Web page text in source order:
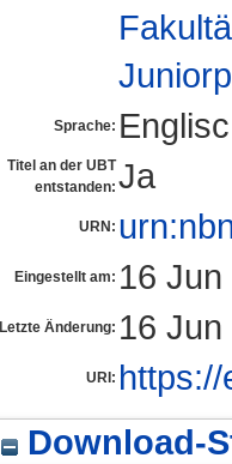
Sprache:
Titel an der UBT
entstanden: Ja
URN:
Eingestellt am: 16
Letzte Änderung: 16
URI:
Download-